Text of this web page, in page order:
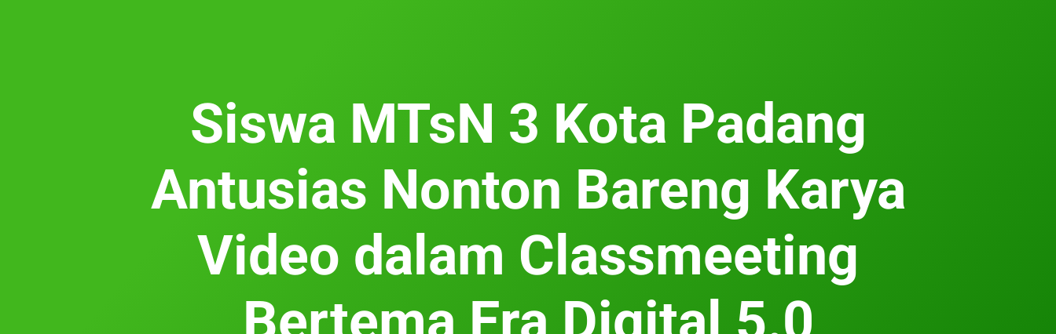
Siswa MTsN 3 Kota Padang
Antusias Nonton Bareng Karya
Video dalam Classmeeting